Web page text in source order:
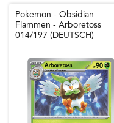
Pokemon - Obsidian
Flammen - Arboretoss
014/197 (DEUTSCH)